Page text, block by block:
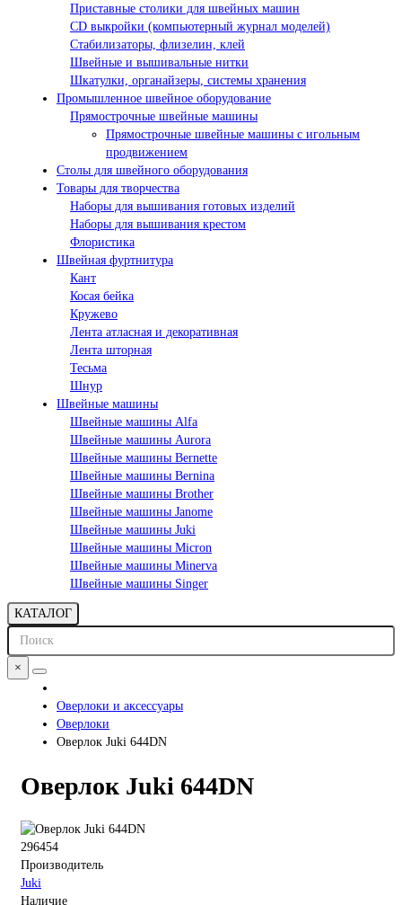
Приставные столики для швейных машин
СD выкройки (компьютерный журнал моделей)
Стабилизаторы, флизелин, клей
Швейные и вышивальные нитки
Шкатулки, органайзеры, системы хранения
Промышленное швейное оборудование
Прямострочные швейные машины
Прямострочные швейные машины с игольным
продвижением
Столы для швейного оборудования
Товары для творчества
Наборы для вышивания готовых изделий
Наборы для вышивания крестом
Флористика
Швейная фуртнитура
Кант
Косая бейка
Кружево
Лента aтласная и декоративная
Лента шторная
Тесьма
Шнур
Швейные машины
Швейные машины Alfa
Швейные машины Aurora
Швейные машины Bernette
Швейные машины Bernina
Швейные машины Brother
Швейные машины Janome
Швейные машины Juki
Швейные машины Micron
Швейные машины Minerva
Швейные машины Singer
КАТАЛОГ
×
Оверлоки и аксессуары
Оверлоки
Оверлок Juki 644DN
Оверлок Juki 644DN
296454
Производитель
Juki
Наличие